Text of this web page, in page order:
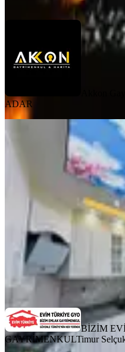
ADAR
Bizim
Çumra,
3+1
155 m²
1.350.000 ₺
BİZİM EVİM EMLAK
BİZİM
GAYRİMENKULTimur